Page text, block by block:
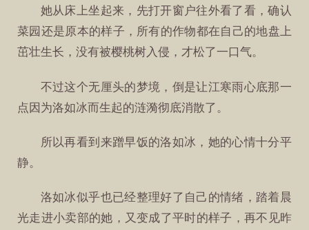
她从床上坐起来，先打开窗户往外看了看，确认
菜园还是原本的样子，所有的作物都在自己的地盘上
茁壮生长，没有被樱桃树入侵，才松了一口气。
不过这个无厘头的梦境，倒是让江寒雨心底那一
点因为洛如冰而生起的涟漪彻底消散了。
所以再看到来蹭早饭的洛如冰，她的心情十分平
静。
洛如冰似乎也已经整理好了自己的情绪，踏着晨
光走进小卖部的她，又变成了平时的样子，再不见昨